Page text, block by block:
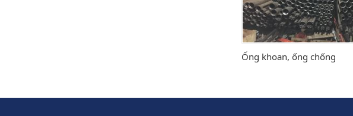
Ống khoan, ống chống